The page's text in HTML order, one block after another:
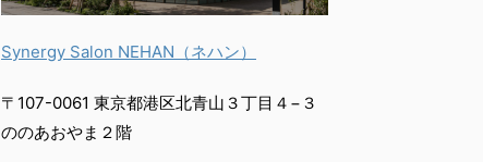
Synergy Salon NEHAN（ネハン）
〒107-0061 東京都港区北青山３丁目４−３
ののあおやま２階